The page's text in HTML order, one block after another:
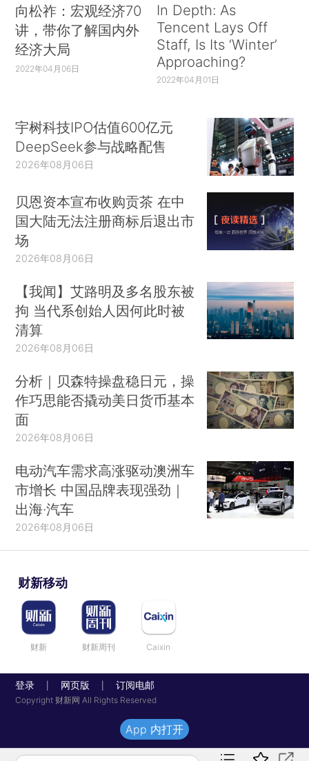
向松祚：宏观经济70
讲，带你了解国内外
经济大局
2022年04月06日
In Depth: As
Tencent Lays Off
Staff, Is Its ‘Winter’
Approaching?
2022年04月01日
宇树科技IPO估值600亿元
DeepSeek参与战略配售
2026年08月06日
贝恩资本宣布收购贡茶 在中
国大陆无法注册商标后退出市
场
2026年08月06日
【我闻】艾路明及多名股东被
拘 当代系创始人因何此时被
清算
2026年08月06日
分析｜贝森特操盘稳日元，操
作巧思能否撬动美日货币基本
面
2026年08月06日
电动汽车需求高涨驱动澳洲车
市增长 中国品牌表现强劲｜
出海·汽车
2026年08月06日
财新移动
财新 财新周刊 Caixin
登录 网页版 订阅电邮
Copyright 财新网 All Rights Reserved
App 内打开